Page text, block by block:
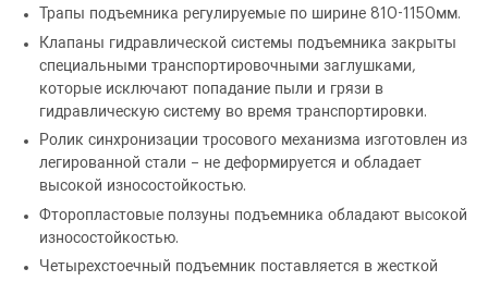
Трапы подъемника регулируемые по ширине 810-1150мм.
Клапаны гидравлической системы подъемника закрыты
специальными транспортировочными заглушками,
которые исключают попадание пыли и грязи в
гидравлическую систему во время транспортировки.
Ролик синхронизации тросового механизма изготовлен из
легированной стали – не деформируется и обладает
высокой износостойкостью.
Фторопластовые ползуны подъемника обладают высокой
износостойкостью.
Четырехстоечный подъемник поставляется в жесткой